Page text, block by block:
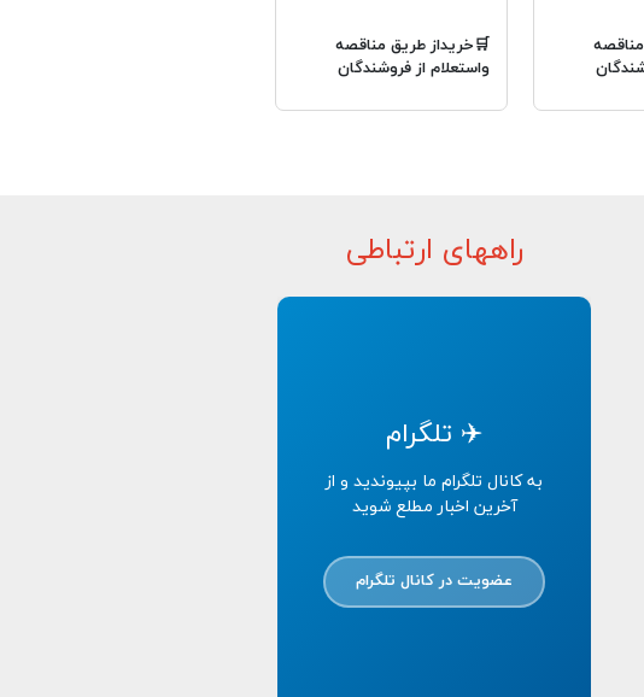
🛒خریداز طریق مناقصه
واستعلام از فروشندگان
راههای ارتباطی
✈️ تلگرام
به کانال تلگرام ما بپیوندید و از
آخرین اخبار مطلع شوید
عضویت در کانال تلگرام